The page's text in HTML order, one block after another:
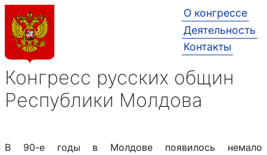
Конгресс русских общин
Республики Молдова
О конгрессе
Деятельность
Контакты
В 90-е годы в Молдове появилось немало